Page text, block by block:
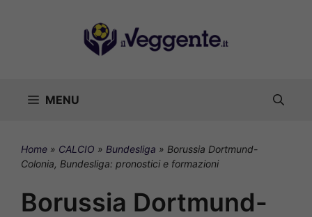
MENU
Home » CALCIO » Bundesliga » Borussia Dortmund-
Colonia, Bundesliga: pronostici e formazioni
Borussia Dortmund-